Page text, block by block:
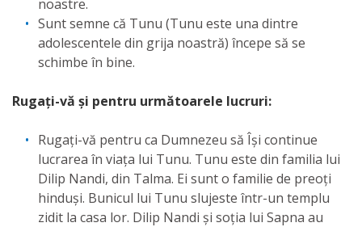
noastre.
Sunt semne că Tunu (Tunu este una dintre
adolescentele din grija noastră) începe să se
schimbe în bine.
Rugați-vă și pentru următoarele lucruri:
Rugați-vă pentru ca Dumnezeu să Își continue
lucrarea în viața lui Tunu. Tunu este din familia lui
Dilip Nandi, din Talma. Ei sunt o familie de preoți
hinduși. Bunicul lui Tunu slujeste într-un templu
zidit la casa lor. Dilip Nandi și soția lui Sapna au